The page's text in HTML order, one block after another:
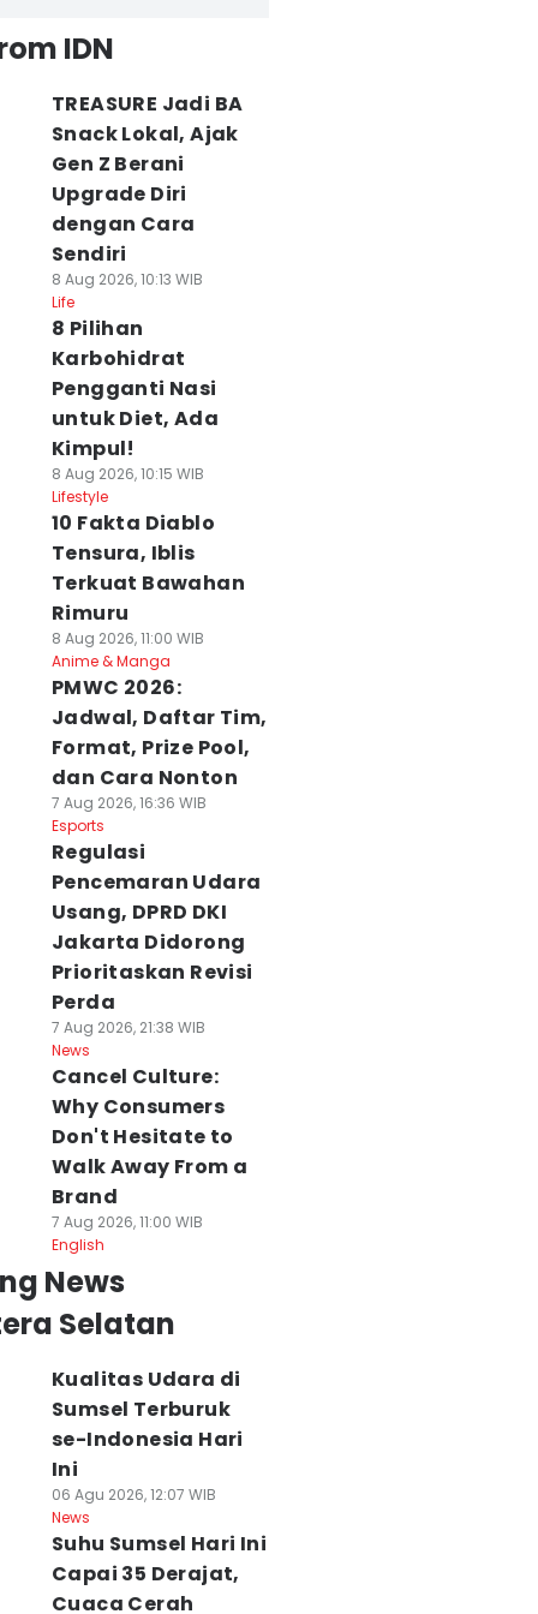
IDN
TREASURE Jadi BA
Snack Lokal, Ajak
Gen Z Berani
Upgrade Diri
dengan Cara
Sendiri
8 Aug 2026, 10:13 WIB
Life
8 Pilihan
Karbohidrat
Pengganti Nasi
untuk Diet, Ada
Kimpul!
8 Aug 2026, 10:15 WIB
Lifestyle
10 Fakta Diablo
Tensura, Iblis
Terkuat Bawahan
Rimuru
8 Aug 2026, 11:00 WIB
Anime & Manga
PMWC 2026:
Jadwal, Daftar Tim,
Format, Prize Pool,
dan Cara Nonton
7 Aug 2026, 16:36 WIB
Esports
Regulasi
Pencemaran Udara
Usang, DPRD DKI
Jakarta Didorong
Prioritaskan Revisi
Perda
7 Aug 2026, 21:38 WIB
News
Cancel Culture:
Why Consumers
Don't Hesitate to
Walk Away From a
Brand
7 Aug 2026, 11:00 WIB
English
News
Selatan
Kualitas Udara di
Sumsel Terburuk
se-Indonesia Hari
Ini
06 Agu 2026, 12:07 WIB
News
Suhu Sumsel Hari Ini
Capai 35 Derajat,
Cuaca Cerah